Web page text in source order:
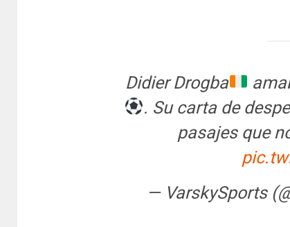
Didier Drogba
. Su carta de
pasajes que
— VarskySports